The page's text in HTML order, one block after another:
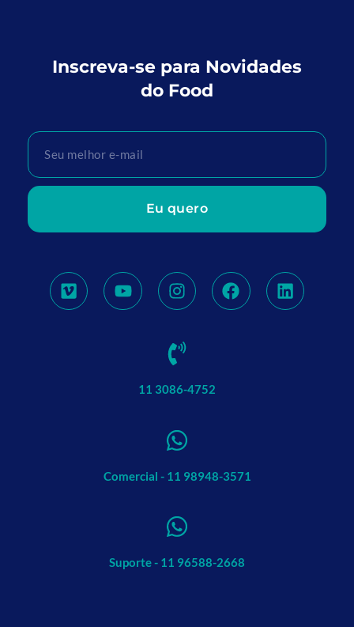
Inscreva-se para Novidades
do Food
Eu quero
11 3086-4752
Comercial - 11 98948-3571
Suporte - 11 96588-2668